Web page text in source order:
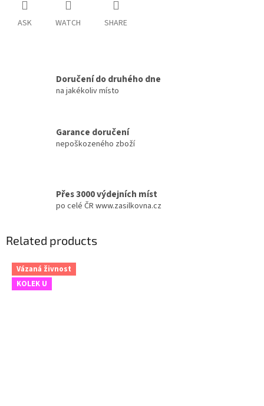
ASK WATCH SHARE
Doručení do druhého dne
na jakékoliv místo
Garance doručení
nepoškozeného zboží
Přes 3000 výdejních míst
po celé ČR www.zasilkovna.cz
Related products
Vázaná živnost
KOLEK U